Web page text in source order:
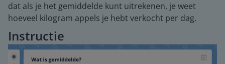
dat als je het gemiddelde kunt uitrekenen, je weet
hoeveel kilogram appels je hebt verkocht per dag.
Instructie